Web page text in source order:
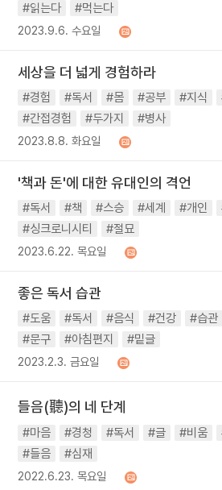
#읽는다
#먹는다
2023.9.6. 수요일
세상을 더 넓게 경험하라
#경험 #독서 #몸 #공부 #지식
#간접경험
#두가지 #병사
2023.8.8. 화요일
'책과 돈'에 대한 유대인의 격언
#독서 #책 #스승 #세계 #개인
#싱크로니시티
#절묘
2023.6.22. 목요일
좋은 독서 습관
#도움 #독서 #음식 #건강 #습관
#문구
#아침편지 #밑글
2023.2.3. 금요일
들음(聽)의 네 단계
#마음 #경청 #독서 #글 #비움
#들음
#심재
2022.6.23. 목요일